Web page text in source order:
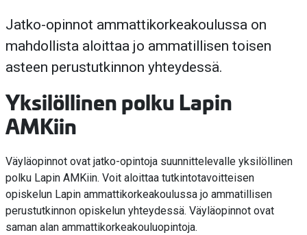
Jatko-opinnot ammattikorkeakoulussa on
mahdollista aloittaa jo ammatillisen toisen
asteen perustutkinnon yhteydessä.
Yksilöllinen polku Lapin
AMKiin
Väyläopinnot ovat jatko-opintoja suunnittelevalle yksilöllinen
polku Lapin AMKiin. Voit aloittaa tutkintotavoitteisen
opiskelun Lapin ammattikorkeakoulussa jo ammatillisen
perustutkinnon opiskelun yhteydessä. Väyläopinnot ovat
saman alan ammattikorkeakouluopintoja.